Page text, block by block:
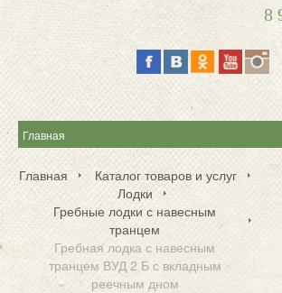
8
Главная
Каталог товаров и услуг
Лодки
Гребные лодки с навесным
транцем
Гребная лодка с навесным
транцем ВУД 2 Б с вкладным
реечным дном